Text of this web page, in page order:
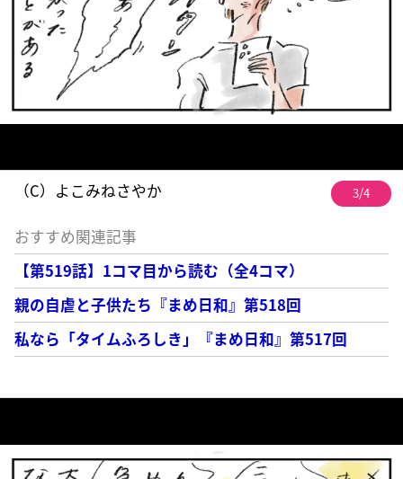
（C）よこみねさやか 3/4
おすすめ関連記事
【第519話】1コマ目から読む（全4コマ）
親の自虐と子供たち『まめ日和』第518回
私なら「タイムふろしき」『まめ日和』第517回